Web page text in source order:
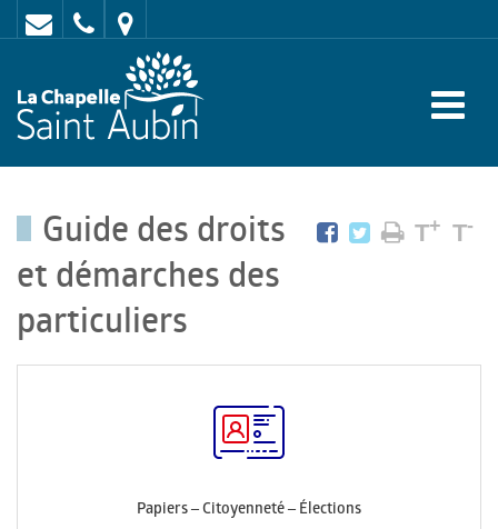
Contact
02
47
62
:
rue
de
-
LA
Guide des droits
et démarches des
particuliers
T+ T-
Papiers – Citoyenneté – Élections